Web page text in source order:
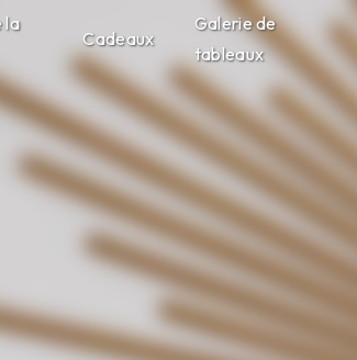
la
Cadeaux
Galerie de
tableaux